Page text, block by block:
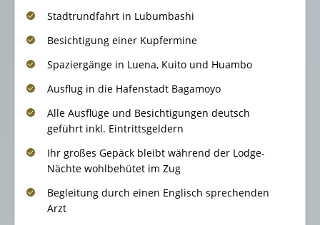
Stadtrundfahrt in Lubumbashi
Besichtigung einer Kupfermine
Spaziergänge in Luena, Kuito und Huambo
Ausflug in die Hafenstadt Bagamoyo
Alle Ausflüge und Besichtigungen deutsch
geführt inkl. Eintrittsgeldern
Ihr großes Gepäck bleibt während der Lodge-
Nächte wohlbehütet im Zug
Begleitung durch einen Englisch sprechenden
Arzt